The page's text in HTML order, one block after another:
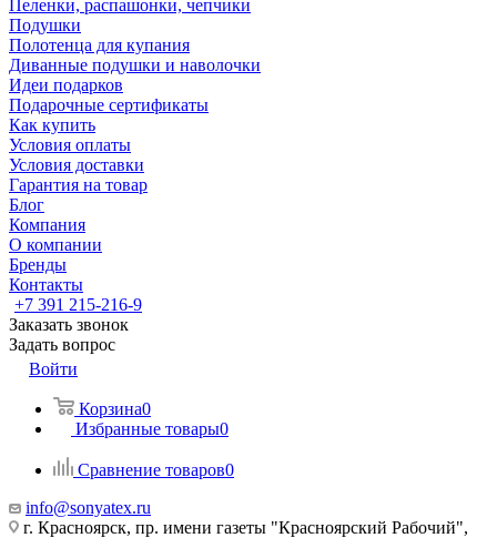
Пеленки, распашонки, чепчики
Подушки
Полотенца для купания
Диванные подушки и наволочки
Идеи подарков
Подарочные сертификаты
Как купить
Условия оплаты
Условия доставки
Гарантия на товар
Блог
Компания
О компании
Бренды
Контакты
+7 391 215-216-9
Заказать звонок
Задать вопрос
Войти
Корзина0
Избранные товары0
Сравнение товаров0
info@sonyatex.ru
г. Красноярск, пр. имени газеты "Красноярский Рабочий",